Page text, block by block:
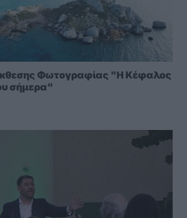
Φωτογραφίας "Η Κέφαλος
σήμερα"